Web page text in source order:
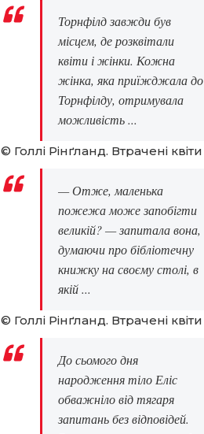
Торнфілд завжди був
місцем, де розквітали
квіти і жінки. Кожна
жінка, яка приїжджала до
Торнфілду, отримувала
можливість ...
— Отже, маленька
пожежа може запобігти
великій? — запитала вона,
думаючи про бібліотечну
книжку на своєму столі, в
якій ...
До сьомого дня
народження тіло Еліс
обважніло від тягаря
запитань без відповідей.